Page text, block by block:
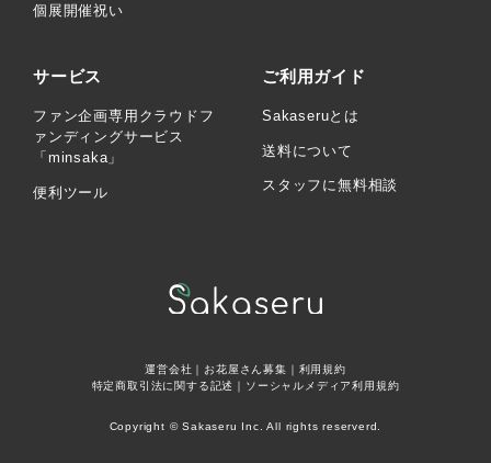
個展開催祝い
サービス
ファン企画専用クラウドフ
ァンディングサービス
「minsaka」
便利ツール
ご利用ガイド
Sakaseruとは
送料について
スタッフに無料相談
運営会社 ｜ お花屋さん募集 ｜ 利用規約
特定商取引法に関する記述 ｜ ソーシャルメディア利用規約
Copyright © Sakaseru Inc. All rights reserverd.